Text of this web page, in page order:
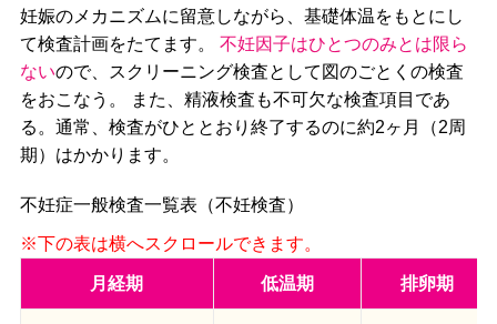
妊娠のメカニズムに留意しながら、基礎体温をもとにし
て検査計画をたてます。 不妊因子はひとつのみとは限ら
ないので、スクリーニング検査として図のごとくの検査
をおこなう。 また、精液検査も不可欠な検査項目であ
る。通常、検査がひととおり終了するのに約2ヶ月（2周
期）はかかります。
不妊症一般検査一覧表（不妊検査）
月経期 低温期 排卵期